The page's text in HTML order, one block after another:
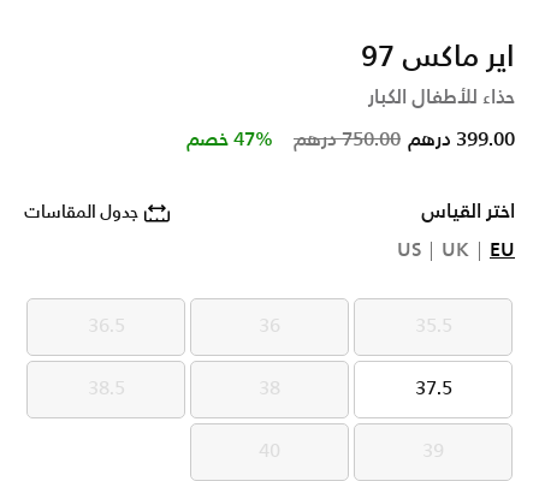
اير ماكس 97
حذاء للأطفال الكبار
Price reduced from
750.00 درهم to 399.00 درهم 47% خصم
اختر القياس جدول المقاسات
EU
UK
US
35.5
35.5
36
36
36.5
36.5
37.5
37.5
38
38
38.5
38.5
39
39
40
40